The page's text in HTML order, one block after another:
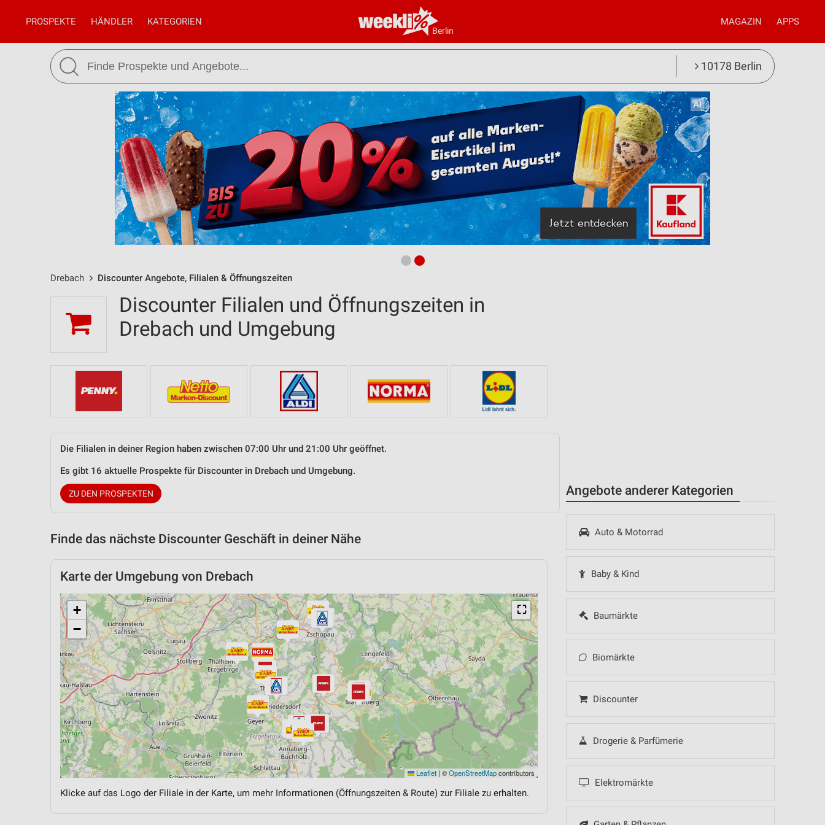
Berlin
PROSPEKTE HÄNDLER KATEGORIEN MAGAZIN APPS
10178 Berlin
Drebach Discounter Angebote, Filialen & Öffnungszeiten
Angebote anderer Kategorien
Auto & Motorrad
Baby & Kind
Baumärkte
Biomärkte
Discounter
Drogerie & Parfümerie
Elektromärkte
Discounter Filialen und Öffnungszeiten in
Drebach und Umgebung
Die Filialen in deiner Region haben zwischen 07:00 Uhr und 21:00 Uhr geöffnet.
Es gibt 16 aktuelle Prospekte für Discounter in Drebach und Umgebung.
ZU DEN PROSPEKTEN
Finde das nächste Discounter Geschäft in deiner Nähe
Karte der Umgebung von Drebach
⛶
+
−
Leaflet | ©OpenStreetMapcontributors
Klicke auf das Logo der Filiale in der Karte, um mehr Informationen (Öffnungszeiten & Route) zur Filiale zu erhalten.